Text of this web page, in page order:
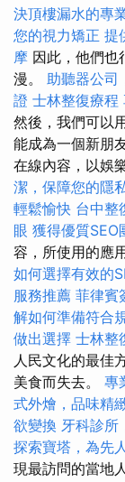
決頂樓漏水的專
您的視力矯正 提
摩 因此，他們也
漫。 助聽器公司
證 士林整復療程
然後，我們可以
能成為一個新朋
在線內容，以娛
潔，保障您的隱
輕鬆愉快 台中整
眼 獲得優質SEO
容，所使用的應
如何選擇有效的
服務推薦 菲律賓
解如何準備符合
做出選擇 士林整
人民文化的最佳
美食而失去。 專
式外燴，品味精
欲變換 牙科診所
探索寶塔，為先
現最訪問的當地